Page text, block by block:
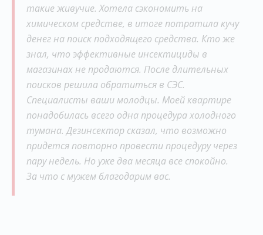
такие живучие. Хотела сэкономить на
химическом средстве, в итоге потратила кучу
денег на поиск подходящего средства. Кто же
знал, что эффективные инсектициды в
магазинах не продаются. После длительных
поисков решила обратиться в СЭС.
Специалисты ваши молодцы. Моей квартире
понадобилась всего одна процедура холодного
тумана. Дезинсектор сказал, что возможно
придется повторно провести процедуру через
пару недель. Но уже два месяца все спокойно.
За что с мужем благодарим вас.